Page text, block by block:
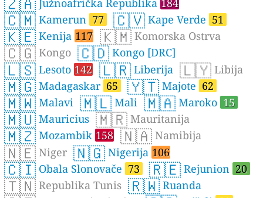
Južnoafrička Republika 184
🇨🇲 Kamerun 77 🇨🇻 Kape Verde 51
🇰🇪 Kenija 117 🇰🇲 Komorska Ostrva
🇨🇬 Kongo 🇨🇩 Kongo [DRC]
🇱🇸 Lesoto 142 🇱🇷 Liberija 🇱🇾 Libija
🇲🇬 Madagaskar 65 🇾🇹 Majote 62
🇲🇼 Malavi 🇲🇱 Mali 🇲🇦 Maroko 15
🇲🇺 Mauricius 🇲🇷 Mauritanija
🇲🇿 Mozambik 158 🇳🇦 Namibija
🇳🇪 Niger 🇳🇬 Nigerija 106
🇨🇮 Obala Slonovače 73 🇷🇪 Rejunion 20
🇹🇳 Republika Tunis 🇷🇼 Ruanda